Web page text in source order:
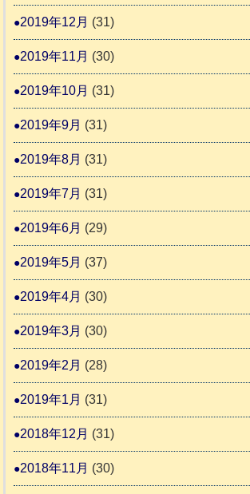
2019年12月 (31)
2019年11月 (30)
2019年10月 (31)
2019年9月 (31)
2019年8月 (31)
2019年7月 (31)
2019年6月 (29)
2019年5月 (37)
2019年4月 (30)
2019年3月 (30)
2019年2月 (28)
2019年1月 (31)
2018年12月 (31)
2018年11月 (30)